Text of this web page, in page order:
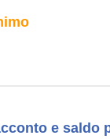
e saldo